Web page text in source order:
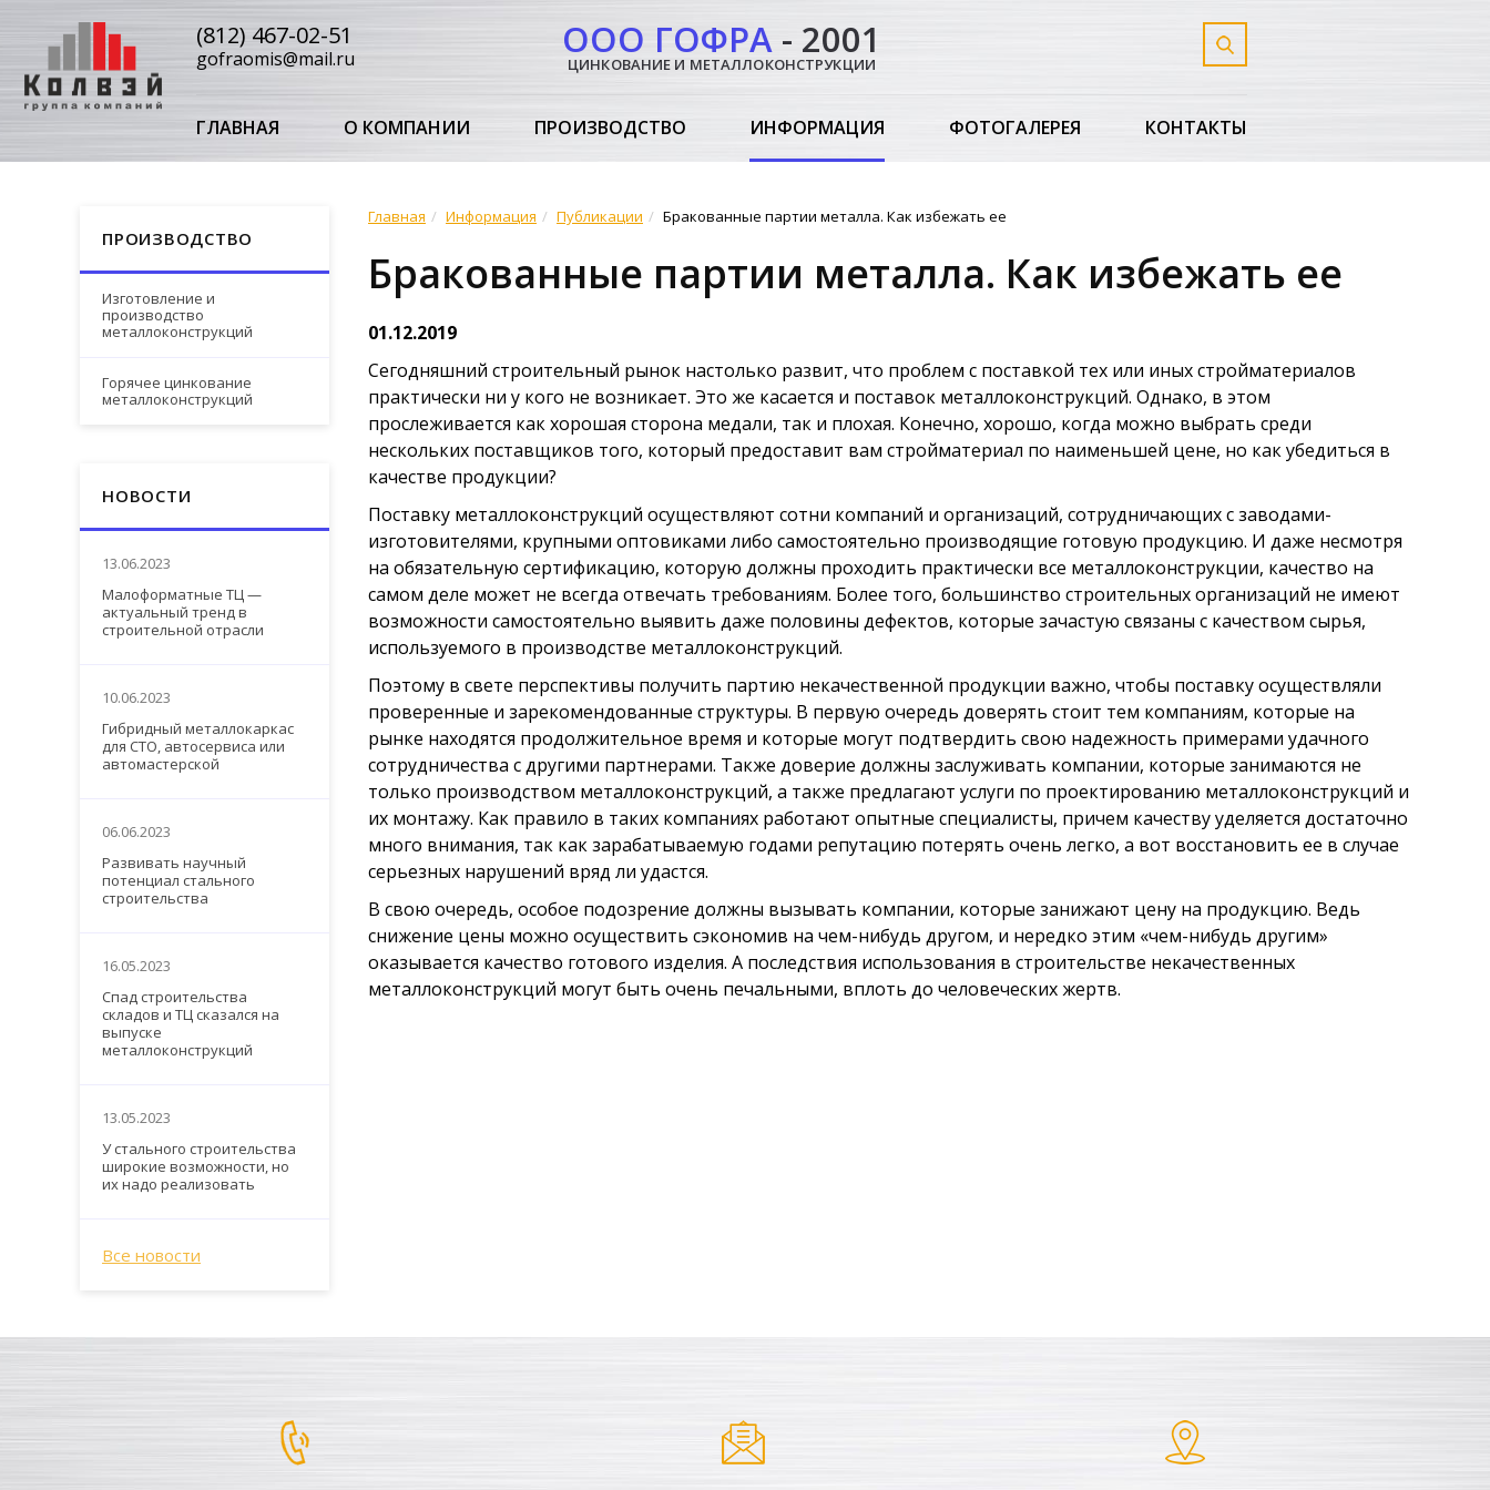
(812) 467-02-51
gofraomis@mail.ru ООО ГОФРА - 2001
ЦИНКОВАНИЕ И МЕТАЛЛОКОНСТРУКЦИИ
ГЛАВНАЯ О КОМПАНИИ ПРОИЗВОДСТВО ИНФОРМАЦИЯ ФОТОГАЛЕРЕЯ КОНТАКТЫ
ПРОИЗВОДСТВО
Изготовление и
производство
металлоконструкций
Горячее цинкование
металлоконструкций
НОВОСТИ
13.06.2023
Малоформатные ТЦ —
актуальный тренд в
строительной отрасли
10.06.2023
Гибридный металлокаркас
для СТО, автосервиса или
автомастерской
06.06.2023
Развивать научный
потенциал стального
строительства
16.05.2023
Спад строительства
складов и ТЦ сказался на
выпуске
металлоконструкций
13.05.2023
У стального строительства
широкие возможности, но
их надо реализовать
Все новости
Главная Информация Публикации Бракованные партии металла. Как избежать ее
Бракованные партии металла. Как избежать ее
01.12.2019
Сегодняшний строительный рынок настолько развит, что проблем с поставкой тех или иных стройматериалов
практически ни у кого не возникает. Это же касается и поставок металлоконструкций. Однако, в этом
прослеживается как хорошая сторона медали, так и плохая. Конечно, хорошо, когда можно выбрать среди
нескольких поставщиков того, который предоставит вам стройматериал по наименьшей цене, но как убедиться в
качестве продукции?
Поставку металлоконструкций осуществляют сотни компаний и организаций, сотрудничающих с заводами-
изготовителями, крупными оптовиками либо самостоятельно производящие готовую продукцию. И даже несмотря
на обязательную сертификацию, которую должны проходить практически все металлоконструкции, качество на
самом деле может не всегда отвечать требованиям. Более того, большинство строительных организаций не имеют
возможности самостоятельно выявить даже половины дефектов, которые зачастую связаны с качеством сырья,
используемого в производстве металлоконструкций.
Поэтому в свете перспективы получить партию некачественной продукции важно, чтобы поставку осуществляли
проверенные и зарекомендованные структуры. В первую очередь доверять стоит тем компаниям, которые на
рынке находятся продолжительное время и которые могут подтвердить свою надежность примерами удачного
сотрудничества с другими партнерами. Также доверие должны заслуживать компании, которые занимаются не
только производством металлоконструкций, а также предлагают услуги по проектированию металлоконструкций и
их монтажу. Как правило в таких компаниях работают опытные специалисты, причем качеству уделяется достаточно
много внимания, так как зарабатываемую годами репутацию потерять очень легко, а вот восстановить ее в случае
серьезных нарушений вряд ли удастся.
В свою очередь, особое подозрение должны вызывать компании, которые занижают цену на продукцию. Ведь
снижение цены можно осуществить сэкономив на чем-нибудь другом, и нередко этим «чем-нибудь другим»
оказывается качество готового изделия. А последствия использования в строительстве некачественных
металлоконструкций могут быть очень печальными, вплоть до человеческих жертв.